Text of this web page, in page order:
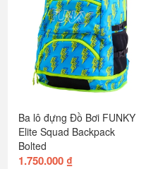
Ba lô đựng Đồ Bơi FUNKY
Elite Squad Backpack
Bolted
1.750.000 ₫